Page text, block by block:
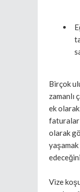
Birçok
zamanlı
ek
olarak
yaşamak
Vize